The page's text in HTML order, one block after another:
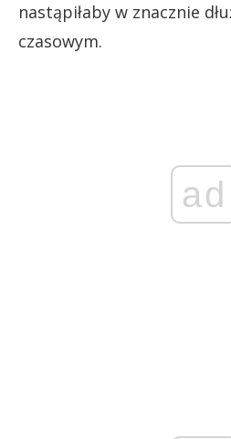
nastąpiłaby w znacznie
czasowym.
ad